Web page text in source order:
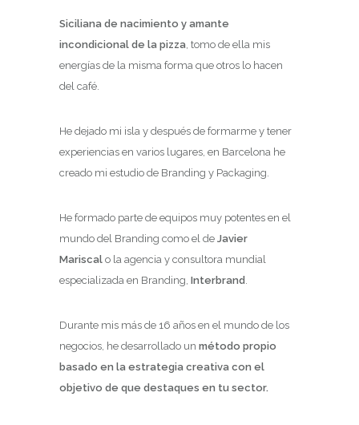
Siciliana de nacimiento y amante
incondicional de la pizza , tomo de ella mis
energías de la misma forma que otros lo hacen
del café.
He dejado mi isla y después de formarme y tener
experiencias en varios lugares, en Barcelona he
creado mi estudio de Branding y Packaging.
He formado parte de equipos muy potentes en el
mundo del Branding como el de Javier
Mariscal o la agencia y consultora mundial
especializada en Branding, Interbrand
Durante mis más de 16 años en el mundo de los
negocios, he desarrollado un método propio
basado en la estrategia creativa con el
objetivo de que destaques en tu sector.